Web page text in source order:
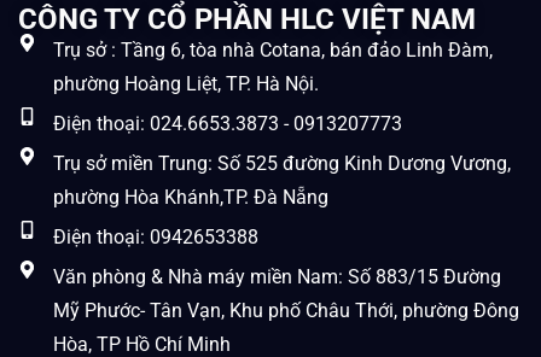
CÔNG TY CỔ PHẦN HLC VIỆT NAM
Trụ sở : Tầng 6, tòa nhà Cotana, bán đảo Linh Đàm,
phường Hoàng Liệt, TP. Hà Nội.
Điện thoại: 024.6653.3873 - 0913207773
Trụ sở miền Trung: Số 525 đường Kinh Dương Vương,
phường Hòa Khánh,TP. Đà Nẵng
Điện thoại: 0942653388
Văn phòng & Nhà máy miền Nam: Số 883/15 Đường
Mỹ Phước- Tân Vạn, Khu phố Châu Thới, phường Đông
Hòa, TP Hồ Chí Minh